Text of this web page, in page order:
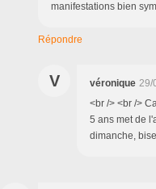
manifestations bien
Répondre
V véronique 29/
<br /> <br />
5 ans met de
dimanche,